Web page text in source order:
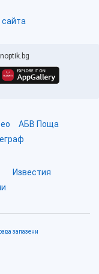
АБВ Поща
Известия
запазени